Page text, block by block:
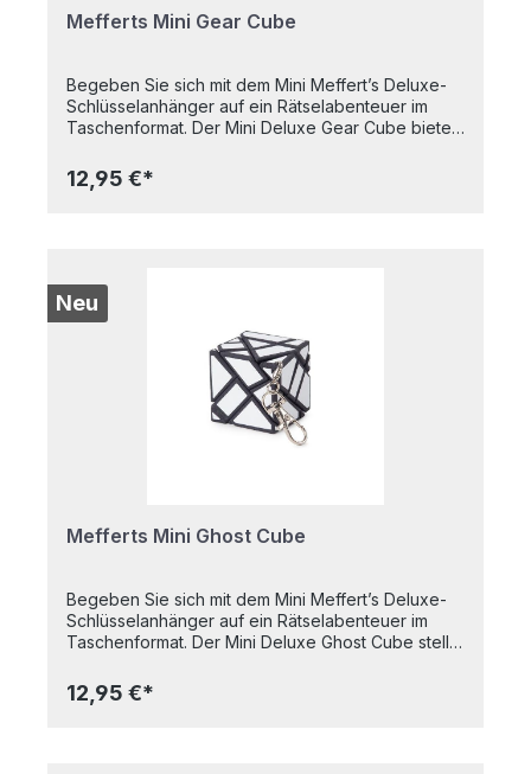
Mefferts Mini Gear Cube
Begeben Sie sich mit dem Mini Meffert’s Deluxe-
Schlüsselanhänger auf ein Rätselabenteuer im
Taschenformat. Der Mini Deluxe Gear Cube bietet
Design und zeichnet sich durch dieselbe
Leichtgängigkeit wie sein größeres Vorbild aus.
umwerfend aus, dass man ihn vielleicht gar nicht
mehr lösen möchte! Als Schüsselanhänger immer
dabei für kurze Wartezeiten. Ab 9 Jahren
12,95 €*
Neu
Mefferts Mini Ghost Cube
Begeben Sie sich mit dem Mini Meffert’s Deluxe-
Schlüsselanhänger auf ein Rätselabenteuer im
Taschenformat. Der Mini Deluxe Ghost Cube stellt
Probe und zeichnet sich durch dieselbe
Leichtgängigkeit wie sein größeres Vorbild aus.
12,95 €*